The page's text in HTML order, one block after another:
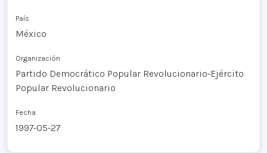
País
México
Organización
Partido Democrático Popular Revolucionario-Ejército
Popular Revolucionario
Fecha
1997-05-27